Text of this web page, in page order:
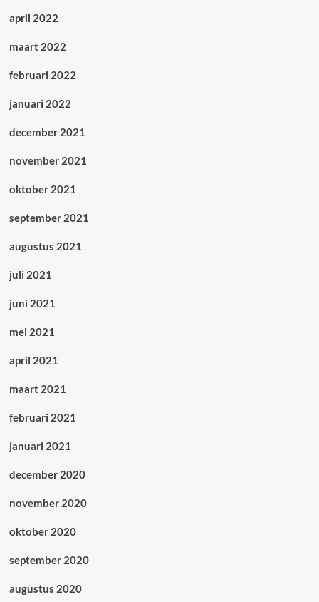
april 2022
maart 2022
februari 2022
januari 2022
december 2021
november 2021
oktober 2021
september 2021
augustus 2021
juli 2021
juni 2021
mei 2021
april 2021
maart 2021
februari 2021
januari 2021
december 2020
november 2020
oktober 2020
september 2020
augustus 2020